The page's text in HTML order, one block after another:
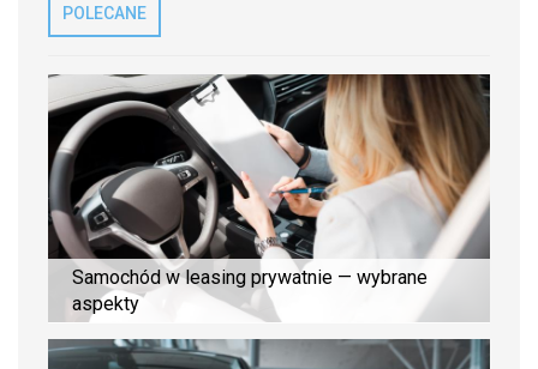
POLECANE
Samochód w leasing prywatnie — wybrane
aspekty